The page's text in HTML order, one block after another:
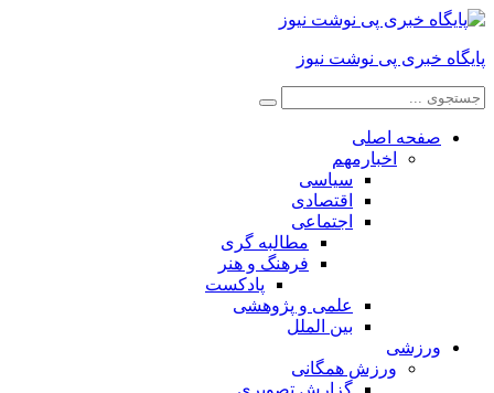
پایگاه خبری پی نوشت نیوز
صفحه اصلی
اخبارمهم
سیاسی
اقتصادی
اجتماعی
مطالبه گری
فرهنگ و هنر
پادکست
علمی و پژوهشی
بین الملل
ورزشی
ورزش همگانی
گزارش تصویری